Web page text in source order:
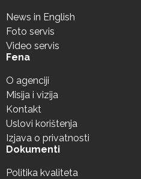
News in English
Foto servis
Video servis
Fena
O agenciji
Misija i vizija
Kontakt
Uslovi korištenja
Izjava o privatnosti
Dokumenti
Politika kvaliteta